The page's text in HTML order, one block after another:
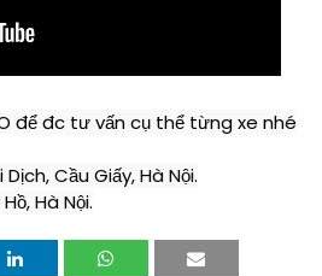
để đc tư vấn cụ thể từng xe nhé
Cầu Giấy, Hà Nội.
Hà Nội.